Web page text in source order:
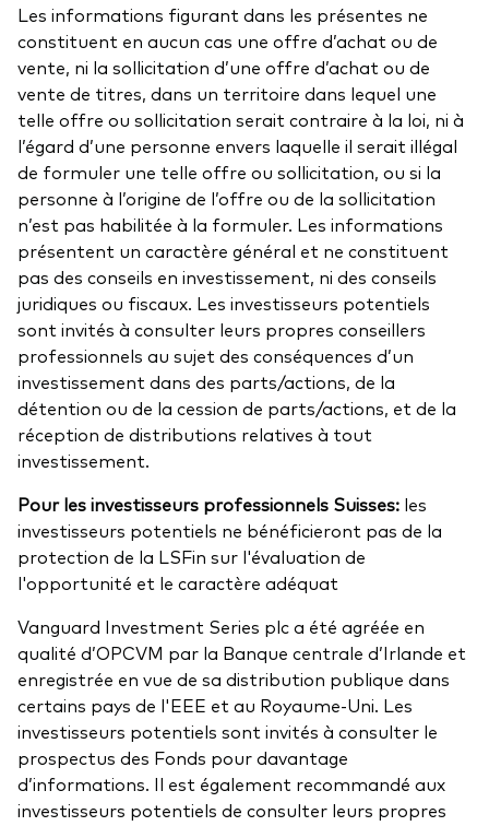
Les informations figurant dans les présentes ne
constituent en aucun cas une offre d’achat ou de
vente, ni la sollicitation d’une offre d’achat ou de
vente de titres, dans un territoire dans lequel une
telle offre ou sollicitation serait contraire à la loi, ni à
l’égard d’une personne envers laquelle il serait illégal
de formuler une telle offre ou sollicitation, ou si la
personne à l’origine de l’offre ou de la sollicitation
n’est pas habilitée à la formuler. Les informations
présentent un caractère général et ne constituent
pas des conseils en investissement, ni des conseils
juridiques ou fiscaux. Les investisseurs potentiels
sont invités à consulter leurs propres conseillers
professionnels au sujet des conséquences d’un
investissement dans des parts/actions, de la
détention ou de la cession de parts/actions, et de la
réception de distributions relatives à tout
investissement.
Pour les investisseurs professionnels Suisses: les
investisseurs potentiels ne bénéficieront pas de la
protection de la LSFin sur l'évaluation de
l'opportunité et le caractère adéquat
Vanguard Investment Series plc a été agréée en
qualité d’OPCVM par la Banque centrale d’Irlande et
enregistrée en vue de sa distribution publique dans
certains pays de l'EEE et au Royaume-Uni. Les
investisseurs potentiels sont invités à consulter le
prospectus des Fonds pour davantage
d’informations. Il est également recommandé aux
investisseurs potentiels de consulter leurs propres